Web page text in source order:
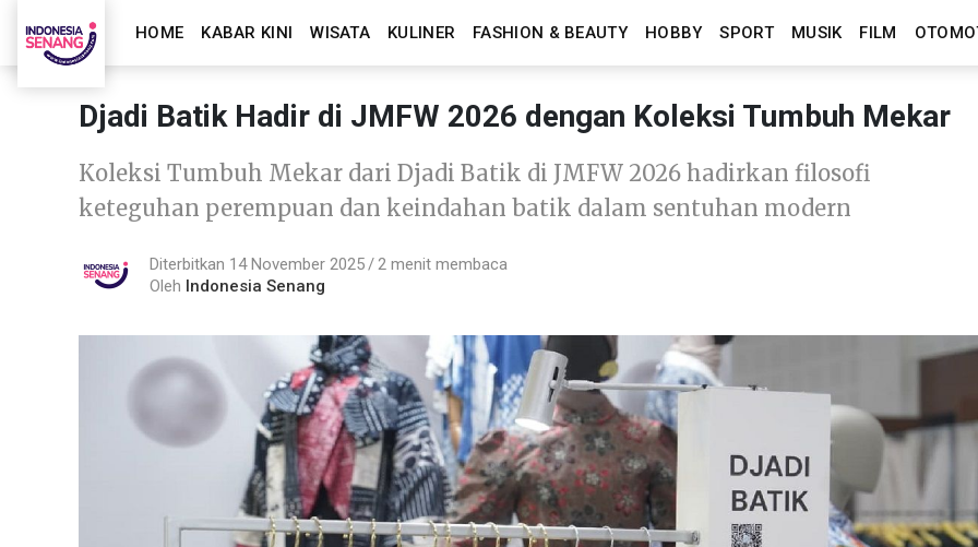
HOME KABAR KINI WISATA KULINER FASHION & BEAUTY HOBBY SPORT MUSIK FILM
Djadi Batik Hadir di JMFW 2026 dengan Koleksi Tumbuh Mekar
Koleksi Tumbuh Mekar dari Djadi Batik di JMFW 2026 hadirkan filosofi
keteguhan perempuan dan keindahan batik dalam sentuhan modern
Diterbitkan 14 November 2025
2 menit membaca
Oleh Indonesia Senang